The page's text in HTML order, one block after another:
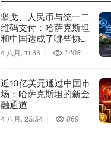
坚戈、人民币与统一二
维码支付：哈萨克斯坦
和中国达成了哪些协
议？
4 八月, 11:33 1408
近10亿美元通过中国市
场：哈萨克斯坦的新金
融通道
4 八月, 23:34 869